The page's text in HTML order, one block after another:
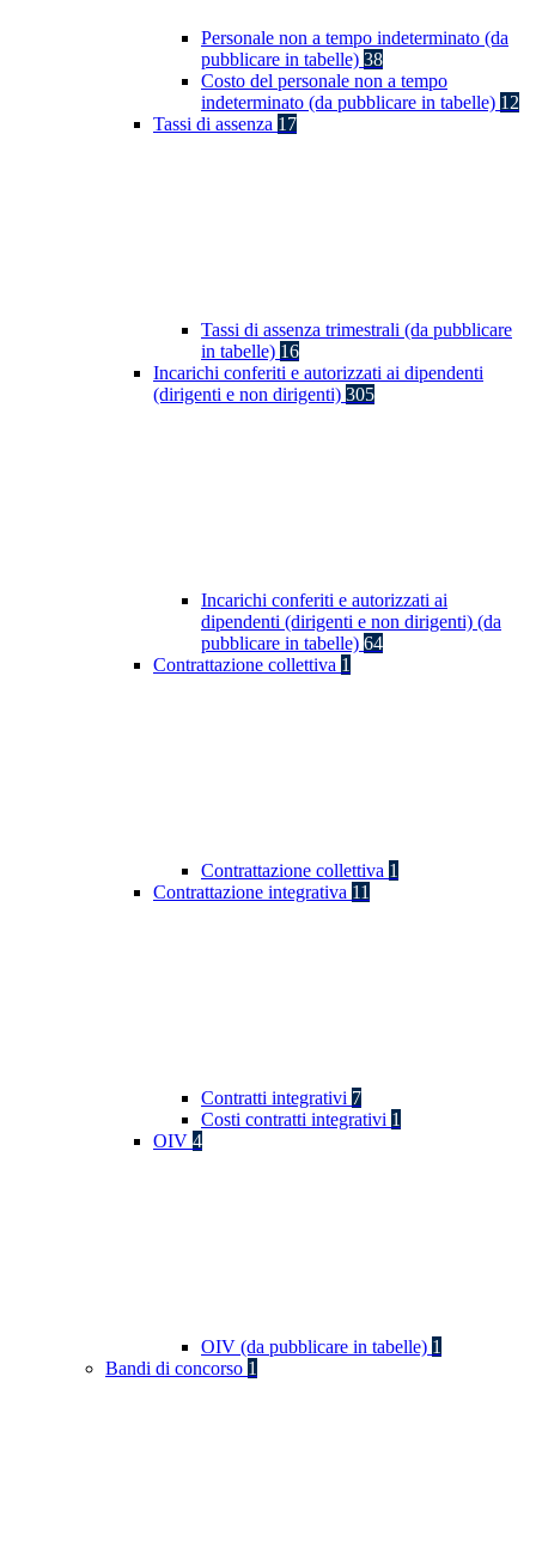
Personale non a tempo indeterminato (da
pubblicare in tabelle) 38
Costo del personale non a tempo
indeterminato (da pubblicare in tabelle) 12
Tassi di assenza 17
Tassi di assenza trimestrali (da pubblicare
in tabelle) 16
Incarichi conferiti e autorizzati ai dipendenti
(dirigenti e non dirigenti) 305
Incarichi conferiti e autorizzati ai
dipendenti (dirigenti e non dirigenti) (da
pubblicare in tabelle) 64
Contrattazione collettiva 1
Contrattazione collettiva 1
Contrattazione integrativa 11
Contratti integrativi 7
Costi contratti integrativi 1
OIV 4
OIV (da pubblicare in tabelle) 1
Bandi di concorso 1